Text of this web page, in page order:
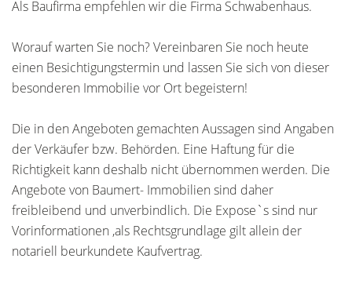
Als Baufirma empfehlen wir die Firma Schwabenhaus.
Worauf warten Sie noch? Vereinbaren Sie noch heute
einen Besichtigungstermin und lassen Sie sich von dieser
besonderen Immobilie vor Ort begeistern!
Die in den Angeboten gemachten Aussagen sind Angaben
der Verkäufer bzw. Behörden. Eine Haftung für die
Richtigkeit kann deshalb nicht übernommen werden. Die
Angebote von Baumert- Immobilien sind daher
freibleibend und unverbindlich. Die Expose`s sind nur
Vorinformationen ,als Rechtsgrundlage gilt allein der
notariell beurkundete Kaufvertrag.